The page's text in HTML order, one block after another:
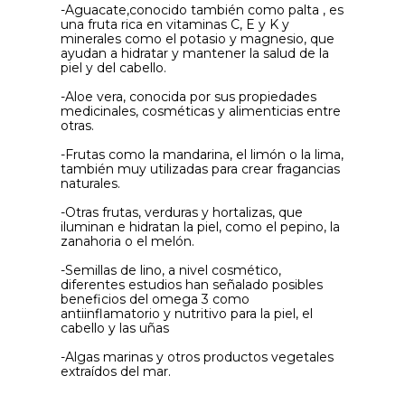
-Aguacate,conocido también como palta , es
una fruta rica en vitaminas C, E y K y
minerales como el potasio y magnesio, que
ayudan a hidratar y mantener la salud de la
piel y del cabello.
-Aloe vera, conocida por sus propiedades
medicinales, cosméticas y alimenticias entre
otras.
-Frutas como la mandarina, el limón o la lima,
también muy utilizadas para crear fragancias
naturales.
-Otras frutas, verduras y hortalizas, que
iluminan e hidratan la piel, como el pepino, la
zanahoria o el melón.
-Semillas de lino, a nivel cosmético,
diferentes estudios han señalado posibles
beneficios del omega 3 como
antiinflamatorio y nutritivo para la piel, el
cabello y las uñas
-Algas marinas y otros productos vegetales
extraídos del mar.